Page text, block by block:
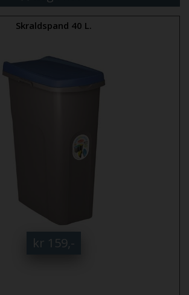
Skraldspand 40 L.
kr 159,-